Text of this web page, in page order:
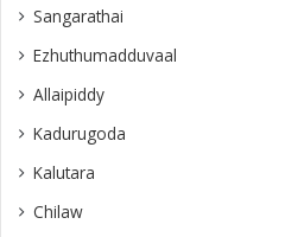
Sangarathai
Ezhuthumadduvaal
Allaipiddy
Kadurugoda
Kalutara
Chilaw